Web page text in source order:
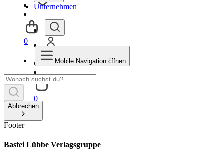
Unternehmen
0
0
Mobile Navigation öffnen
Abbrechen
Footer
Bastei Lübbe Verlagsgruppe